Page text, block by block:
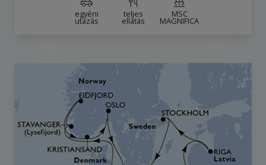
egyéni
utazás
teljes
ellátás
MSC
MAGNIFICA